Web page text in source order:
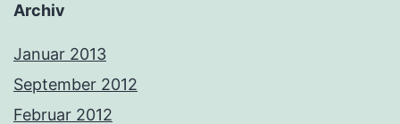
Archiv
Januar 2013
September 2012
Februar 2012